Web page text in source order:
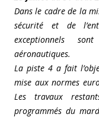
Dans le cadre de la
sécurité et de
exceptionnels
aéronautiques.
La piste 4 a fait
mise aux normes
Les travaux
programmés du